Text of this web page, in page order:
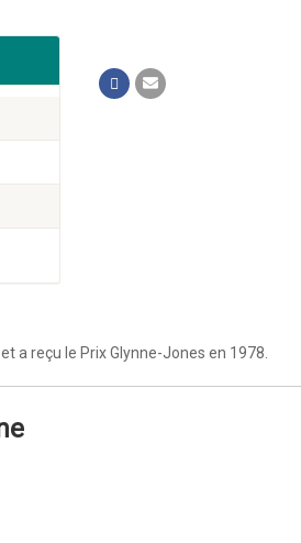
a reçu le Prix Glynne-Jones en 1978.